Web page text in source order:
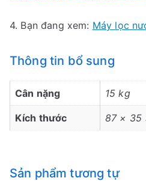
4. Bạn đang xem: Máy lọc
Thông tin bổ sung
Cân nặng 15 kg
Kích thước 87 × 35
Sản phẩm tương tự